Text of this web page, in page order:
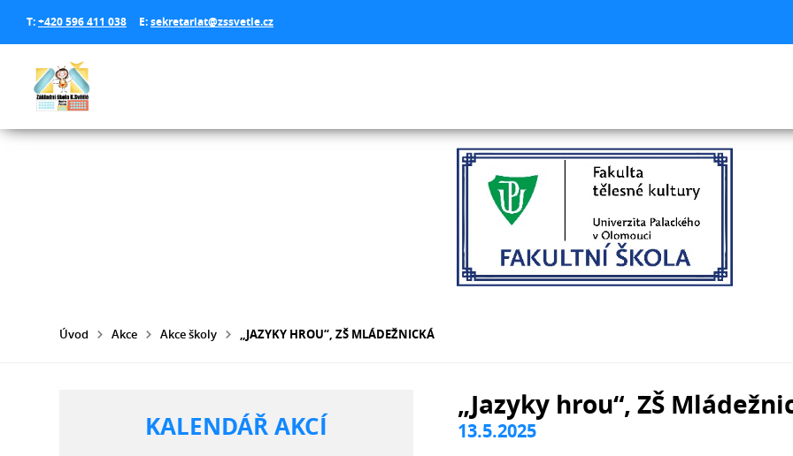
T:+420 596 411 038 E:sekretariat@zssvetle.cz
Úvod Akce Akce školy „JAZYKY HROU“, ZŠ MLÁDEŽNICKÁ
„Jazyky hrou“, ZŠ
13.5.2025
KALENDÁŘ AKCÍ